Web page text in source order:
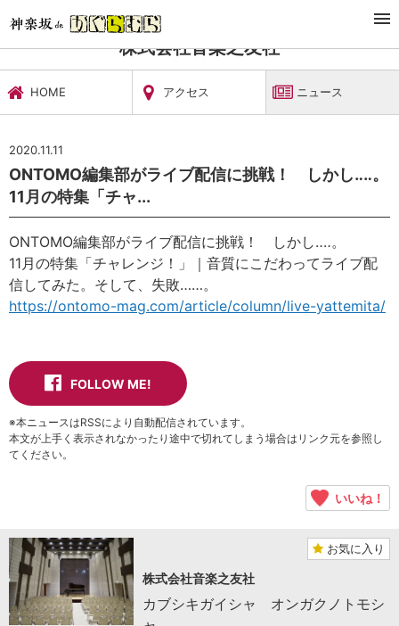
文化施設・ギャラリー
株式会社音楽之友社
HOME アクセス ニュース
2020.11.11
ONTOMO編集部がライブ配信に挑戦！ しかし‥‥。
11月の特集「チャ...
ONTOMO編集部がライブ配信に挑戦！ しかし‥‥。
11月の特集「チャレンジ！」｜音質にこだわってライブ配
信してみた。そして、失敗……。
https://ontomo-mag.com/article/column/live-yattemita/
FOLLOW ME!
※本ニュースはRSSにより自動配信されています。
本文が上手く表示されなかったり途中で切れてしまう場合はリンク元を参照し
てください。
いいね！
お気に入り
株式会社音楽之友社
カブシキガイシャ オンガクノトモシ